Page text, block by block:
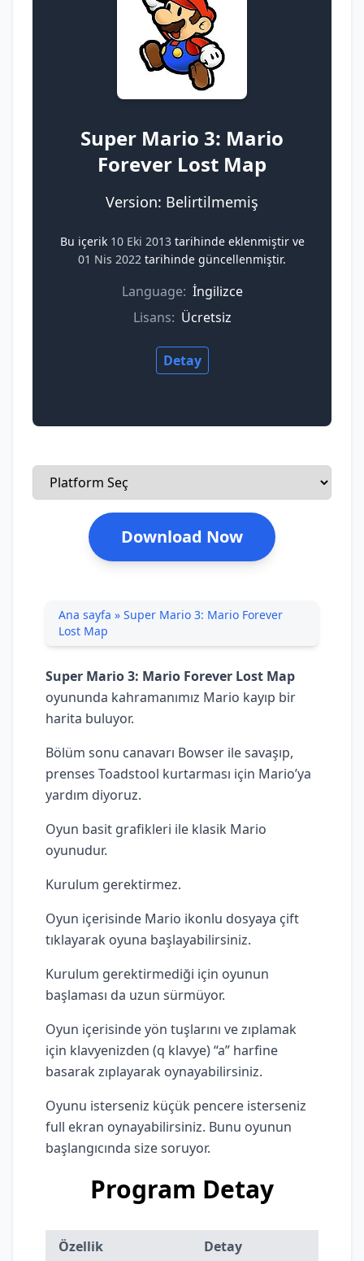
Super Mario 3: Mario
Forever Lost Map
Version: Belirtilmemiş
Bu içerik 10 Eki 2013 tarihinde eklenmiştir ve
01 Nis 2022 tarihinde güncellenmiştir.
Language: İngilizce
Lisans: Ücretsiz
Detay
Download Now
Ana sayfa » Super Mario 3: Mario Forever
Lost Map
Super Mario 3: Mario Forever Lost Map
oyununda kahramanımız Mario kayıp bir
harita buluyor.
Bölüm sonu canavarı Bowser ile savaşıp,
prenses Toadstool kurtarması için Mario’ya
yardım diyoruz.
Oyun basit grafikleri ile klasik Mario
oyunudur.
Kurulum gerektirmez.
Oyun içerisinde Mario ikonlu dosyaya çift
tıklayarak oyuna başlayabilirsiniz.
Kurulum gerektirmediği için oyunun
başlaması da uzun sürmüyor.
Oyun içerisinde yön tuşlarını ve zıplamak
için klavyenizden (q klavye) “a” harfine
basarak zıplayarak oynayabilirsiniz.
Oyunu isterseniz küçük pencere isterseniz
full ekran oynayabilirsiniz. Bunu oyunun
başlangıcında size soruyor.
Program Detay
Özellik Detay